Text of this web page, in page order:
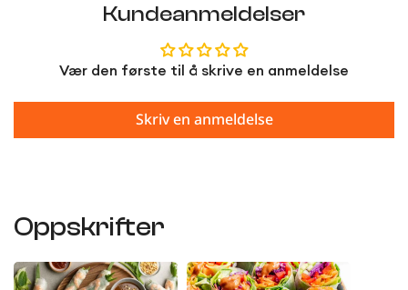
Kundeanmeldelser
Vær den første til å skrive en anmeldelse
Skriv en anmeldelse
Oppskrifter